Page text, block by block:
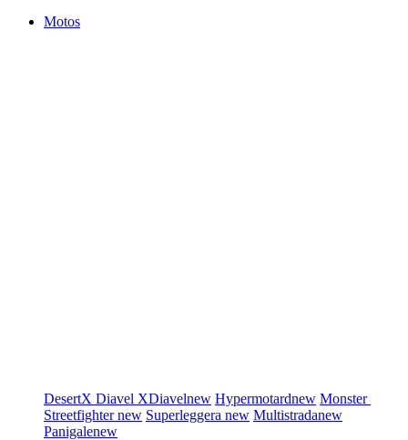
Motos
DesertX Diavel XDiavelnew Hypermotardnew Monster
Streetfighternew Superleggera new Multistradanew
Panigalenew